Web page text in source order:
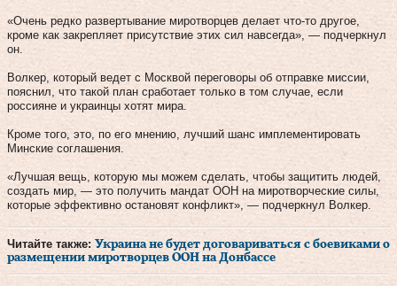
«Очень редко развертывание миротворцев делает что-то другое,
кроме как закрепляет присутствие этих сил навсегда», — подчеркнул
он.
Волкер, который ведет с Москвой переговоры об отправке миссии,
пояснил, что такой план сработает только в том случае, если
россияне и украинцы хотят мира.
Кроме того, это, по его мнению, лучший шанс имплементировать
Минские соглашения.
«Лучшая вещь, которую мы можем сделать, чтобы защитить людей,
создать мир, — это получить мандат ООН на миротворческие силы,
которые эффективно остановят конфликт», — подчеркнул Волкер.
Читайте также: Украина не будет договариваться с боевиками о
размещении миротворцев ООН на Донбассе